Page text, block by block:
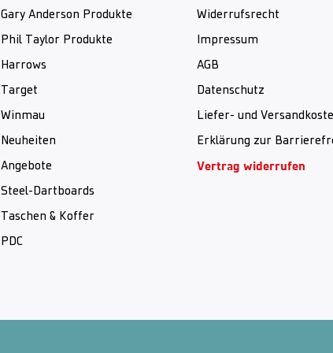
Gary Anderson Produkte
Phil Taylor Produkte
Harrows
Target
Winmau
Neuheiten
Angebote
Steel-Dartboards
Taschen & Koffer
PDC
Widerrufsrecht
Impressum
AGB
Datenschutz
Liefer- und
Erklärung zur
Vertrag widerrufen